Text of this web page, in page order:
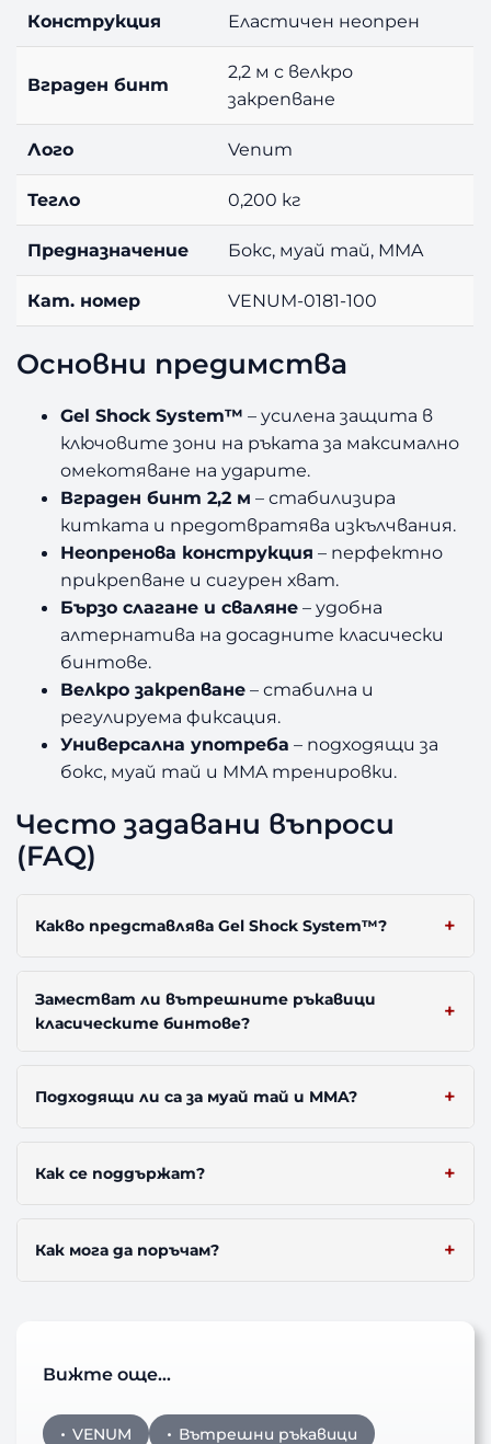
Конструкция Еластичен неопрен
Вграден бинт
2,2 м с велкро
закрепване
Лого Venum
Тегло 0,200 кг
Предназначение Бокс, муай тай, MMA
Кат. номер VENUM-0181-100
Основни предимства
Gel Shock System™ – усилена защита в
ключовите зони на ръката за максимално
омекотяване на ударите.
Вграден бинт 2,2 м – стабилизира
китката и предотвратява изкълчвания.
Неопренова конструкция – перфектно
прикрепване и сигурен хват.
Бързо слагане и сваляне – удобна
алтернатива на досадните класически
бинтове.
Велкро закрепване – стабилна и
регулируема фиксация.
Универсална употреба – подходящи за
бокс, муай тай и MMA тренировки.
Често задавани въпроси
(FAQ)
Какво представлява Gel Shock System™?
Заместват ли вътрешните ръкавици
класическите бинтове?
Подходящи ли са за муай тай и MMA?
Как се поддържат?
Как мога да поръчам?
Вижте още…
VENUM
Вътрешни ръкавици